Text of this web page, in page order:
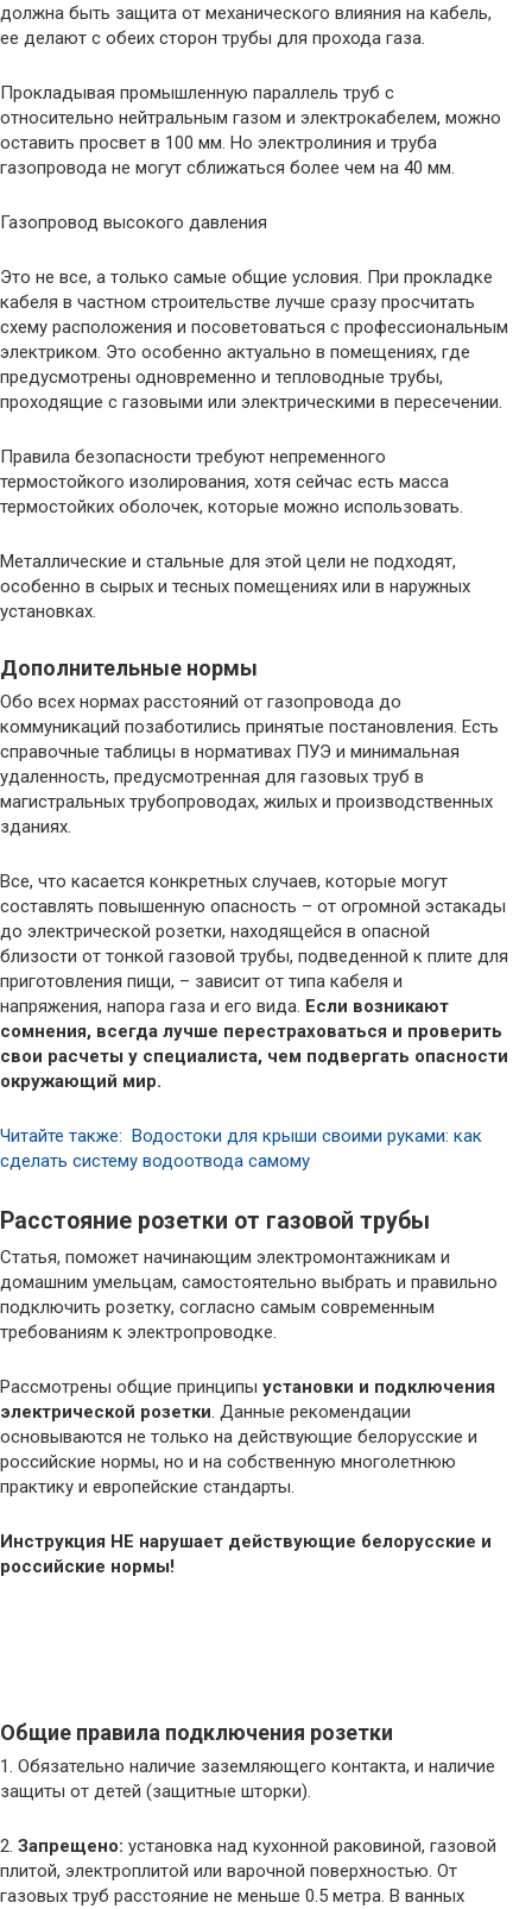
должна быть защита от механического влияния на кабель,
ее делают с обеих сторон трубы для прохода газа.
Прокладывая промышленную параллель труб с
относительно нейтральным газом и электрокабелем, можно
оставить просвет в 100 мм. Но электролиния и труба
газопровода не могут сближаться более чем на 40 мм.
Газопровод высокого давления
Это не все, а только самые общие условия. При прокладке
кабеля в частном строительстве лучше сразу просчитать
схему расположения и посоветоваться с профессиональным
электриком. Это особенно актуально в помещениях, где
предусмотрены одновременно и тепловодные трубы,
проходящие с газовыми или электрическими в пересечении.
Правила безопасности требуют непременного
термостойкого изолирования, хотя сейчас есть масса
термостойких оболочек, которые можно использовать.
Металлические и стальные для этой цели не подходят,
особенно в сырых и тесных помещениях или в наружных
установках.
Дополнительные нормы
Обо всех нормах расстояний от газопровода до
коммуникаций позаботились принятые постановления. Есть
справочные таблицы в нормативах ПУЭ и минимальная
удаленность, предусмотренная для газовых труб в
магистральных трубопроводах, жилых и производственных
зданиях.
Все, что касается конкретных случаев, которые могут
составлять повышенную опасность – от огромной эстакады
до электрической розетки, находящейся в опасной
близости от тонкой газовой трубы, подведенной к плите для
приготовления пищи, – зависит от типа кабеля и
напряжения, напора газа и его вида. Если возникают
сомнения, всегда лучше перестраховаться и проверить
свои расчеты у специалиста, чем подвергать опасности
окружающий мир.
Читайте также: Водостоки для крыши своими руками: как
сделать систему водоотвода самому
Расстояние розетки от газовой трубы
Статья, поможет начинающим электромонтажникам и
домашним умельцам, самостоятельно выбрать и правильно
подключить розетку, согласно самым современным
требованиям к электропроводке.
Рассмотрены общие принципы установки и подключения
электрической розетки. Данные рекомендации
основываются не только на действующие белорусские и
российские нормы, но и на собственную многолетнюю
практику и европейские стандарты.
Инструкция НЕ нарушает действующие белорусские и
российские нормы!
Общие правила подключения розетки
1. Обязательно наличие заземляющего контакта, и наличие
защиты от детей (защитные шторки).
2. Запрещено: установка над кухонной раковиной, газовой
плитой, электроплитой или варочной поверхностью. От
газовых труб расстояние не меньше 0.5 метра. В ванных